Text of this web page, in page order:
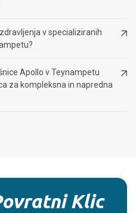
v specializiranih
Apollo v Teynampetu
za kompleksna in napredna
Klic